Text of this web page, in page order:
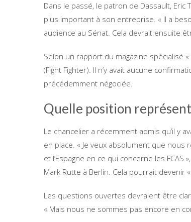
Dans le passé, le patron de Dassault,
plus important à son entreprise. « Il a
audience au Sénat. Cela devrait ensuite
Selon un rapport du magazine spécialisé
(Fight Fighter). Il n’y avait aucune
précédemment négociée.
Quelle position
Le chancelier a récemment admis qu’il y
en place. « Je veux absolument que
et l’Espagne en ce qui concerne les FCAS
Mark Rutte à Berlin. Cela pourrait
Les questions ouvertes devraient être
« Mais nous ne sommes pas encore en